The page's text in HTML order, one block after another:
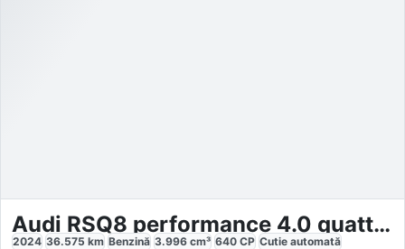
Audi RSQ8 performance 4.0 quattro
2024 36.575 km Benzină 3.996 cm³ 640 CP Cutie automată